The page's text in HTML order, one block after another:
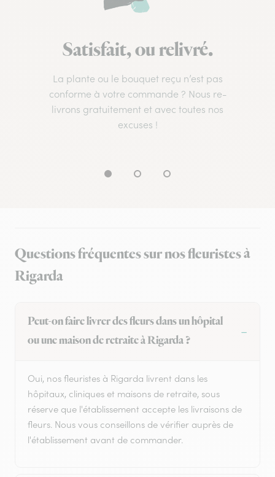
Satisfait, ou relivré.
La plante ou le bouquet reçu n’est pas
conforme à votre commande ? Nous re-
livrons gratuitement et avec toutes nos
excuses !
Questions fréquentes sur nos fleuristes à
Rigarda
Peut-on faire livrer des fleurs dans un hôpital
ou une maison de retraite à Rigarda ?
Oui, nos fleuristes à Rigarda livrent dans les
hôpitaux, cliniques et maisons de retraite, sous
réserve que l'établissement accepte les livraisons de
fleurs. Nous vous conseillons de vérifier auprès de
l'établissement avant de commander.